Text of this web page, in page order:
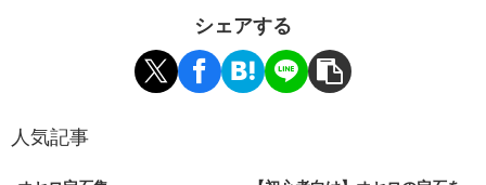
シェアする
人気記事